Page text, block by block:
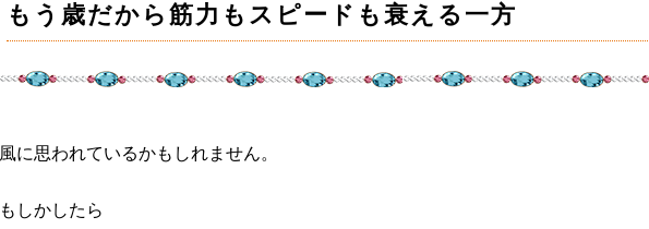
もう歳だから筋力もスピードも衰える一方
に思われているかもしれません。
しかしたら